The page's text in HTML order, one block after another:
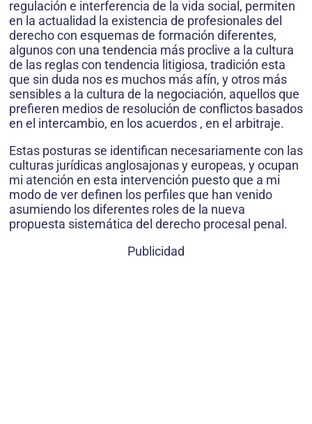
regulación e interferencia de la vida social, permiten
en la actualidad la existencia de profesionales del
derecho con esquemas de formación diferentes,
algunos con una tendencia más proclive a la cultura
de las reglas con tendencia litigiosa, tradición esta
que sin duda nos es muchos más afín, y otros más
sensibles a la cultura de la negociación, aquellos que
prefieren medios de resolución de conflictos basados
en el intercambio, en los acuerdos , en el arbitraje.
Estas posturas se identifican necesariamente con las
culturas jurídicas anglosajonas y europeas, y ocupan
mi atención en esta intervención puesto que a mi
modo de ver definen los perfiles que han venido
asumiendo los diferentes roles de la nueva
propuesta sistemática del derecho procesal penal.
Publicidad